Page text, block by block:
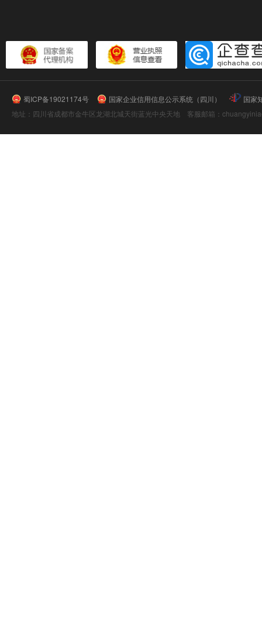
蜀ICP备19021174号 国家企业信用信息公示系统（四川）
国家
地址：四川省成都市金牛区龙湖北城天街蓝光中央天地 客服邮箱：